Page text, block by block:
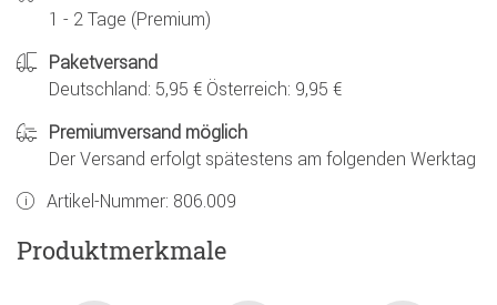
1 - 2 Tage (Premium)
Paketversand
Deutschland: 5,95 € Österreich: 9,95 €
Premiumversand möglich
Der Versand erfolgt spätestens am folgenden Werktag
Artikel-Nummer: 806.009
Produktmerkmale